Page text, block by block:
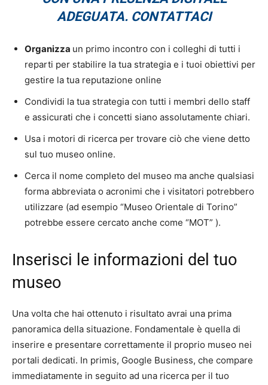
ADEGUATA. CONTATTACI
Organizza un primo incontro con i colleghi di tutti i
reparti per stabilire la tua strategia e i tuoi obiettivi per
gestire la tua reputazione online
Condividi la tua strategia con tutti i membri dello staff
e assicurati che i concetti siano assolutamente chiari.
Usa i motori di ricerca per trovare ciò che viene detto
sul tuo museo online.
Cerca il nome completo del museo ma anche qualsiasi
forma abbreviata o acronimi che i visitatori potrebbero
utilizzare (ad esempio “Museo Orientale di Torino”
potrebbe essere cercato anche come “MOT” ).
Inserisci le informazioni del tuo
museo
Una volta che hai ottenuto i risultato avrai una prima
panoramica della situazione. Fondamentale è quella di
inserire e presentare correttamente il proprio museo nei
portali dedicati. In primis, Google Business, che compare
immediatamente in seguito ad una ricerca per il tuo